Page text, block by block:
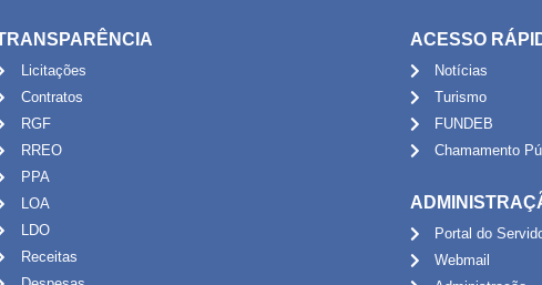
Licitações
Contratos
RGF
RREO
PPA
LOA
LDO
Receitas
ACESSO
Notícias
Turismo
FUNDEB
Chamamento
Portal do
Webmail